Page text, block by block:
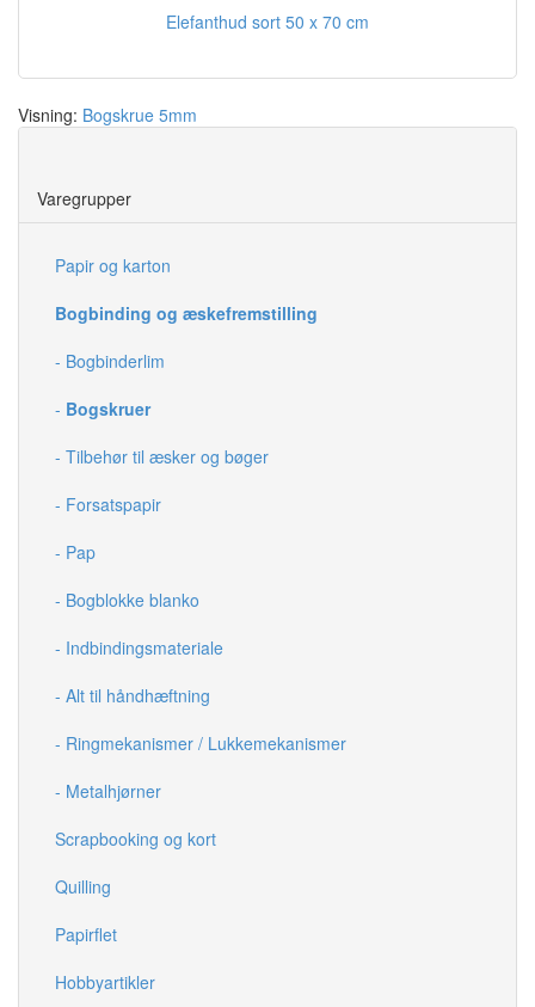
Elefanthud sort 50 x 70 cm
Visning: Bogskrue 5mm
Varegrupper
Papir og karton
Bogbinding og æskefremstilling
- Bogbinderlim
- Bogskruer
- Tilbehør til æsker og bøger
- Forsatspapir
- Pap
- Bogblokke blanko
- Indbindingsmateriale
- Alt til håndhæftning
- Ringmekanismer / Lukkemekanismer
- Metalhjørner
Scrapbooking og kort
Quilling
Papirflet
Hobbyartikler